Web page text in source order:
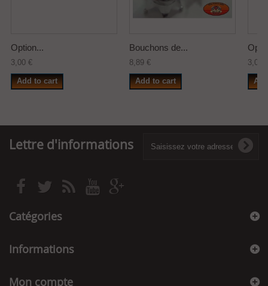
Option...
3,00 €
Add to cart
Bouchons de...
8,89 €
Add to cart
3,00
Lettre d'informations
Catégories
Informations
Mon compte